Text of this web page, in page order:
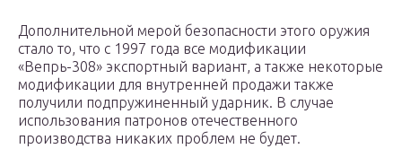
Дополнительной мерой безопасности этого оружия
стало то, что с 1997 года все модификации
«Вепрь-308» экспортный вариант, а также некоторые
модификации для внутренней продажи также
получили подпружиненный ударник. В случае
использования патронов отечественного
производства никаких проблем не будет.